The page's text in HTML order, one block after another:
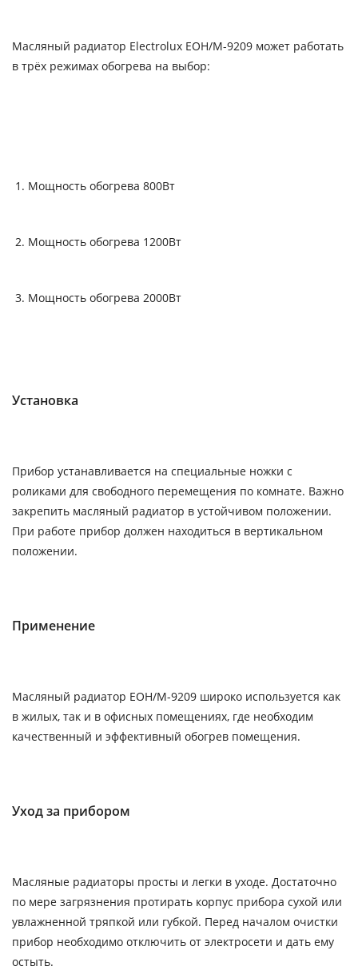
Масляный радиатор Electrolux EOH/M-9209 может работать
в трёх режимах обогрева на выбор:
Мощность обогрева 800Вт
Мощность обогрева 1200Вт
Мощность обогрева 2000Вт
Установка
Прибор устанавливается на специальные ножки с
роликами для свободного перемещения по комнате. Важно
закрепить масляный радиатор в устойчивом положении.
При работе прибор должен находиться в вертикальном
положении.
Применение
Масляный радиатор EOH/M-9209 широко используется как
в жилых, так и в офисных помещениях, где необходим
качественный и эффективный обогрев помещения.
Уход за прибором
Масляные радиаторы просты и легки в уходе. Достаточно
по мере загрязнения протирать корпус прибора сухой или
увлажненной тряпкой или губкой. Перед началом очистки
прибор необходимо отключить от электросети и дать ему
остыть.